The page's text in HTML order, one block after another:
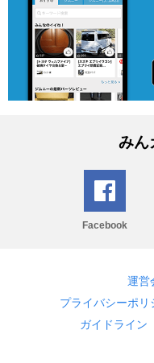
みん
Facebook
運営
プライバシーポリ
ガイドライン